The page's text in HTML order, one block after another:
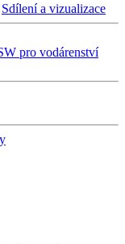
Sdílení a vizualizace
pro vodárenství